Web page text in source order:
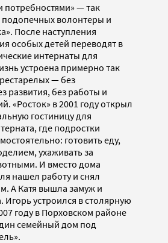
потребностями» — так
подопечных волонтеры и
После наступления
особых детей переводят в
интернаты для
устроена примерно так
— без
развития, без работы и
«Росток» в 2001 году открыл
гостиницу для
где подростки
готовить еду,
ухаживать за
И вместо дома
нашел работу и снял
А Катя вышла замуж и
Игорь устроился в столярную
году в Порховском районе
семейный дом под